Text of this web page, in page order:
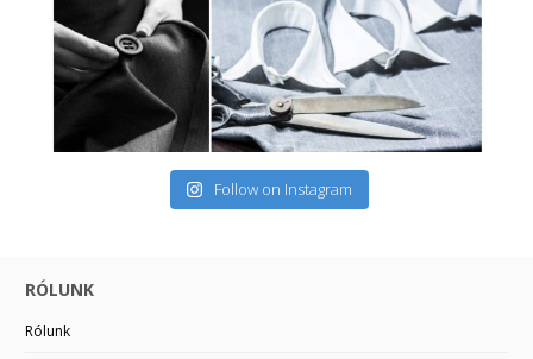
Follow on Instagram
RÓLUNK
Rólunk